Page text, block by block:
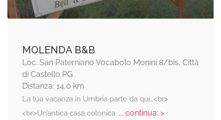
MOLENDA B&B
Loc. San Paterniano Vocabolo Monini 8/bis, Città
di Castello PG
Distanza: 14,0 km
La tua vacanza in Umbria parte da qui…<br>
<br>Un’antica casa colonica... continua: >